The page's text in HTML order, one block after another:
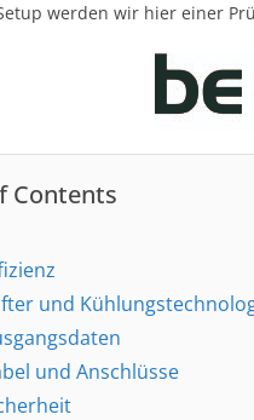
werden wir hier einer
Contents
und
und Anschlüsse